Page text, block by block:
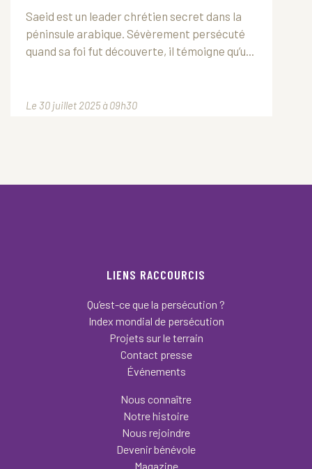
Saeid est un leader chrétien secret dans la
péninsule arabique. Sévèrement persécuté
quand sa foi fut découverte, il témoigne qu’u...
Le 30 juillet 2025 à 09h30
LIENS RACCOURCIS
Qu’est-ce que la persécution ?
Index mondial de persécution
Projets sur le terrain
Contact presse
Événements
Nous connaître
Notre histoire
Nous rejoindre
Devenir bénévole
Magazine